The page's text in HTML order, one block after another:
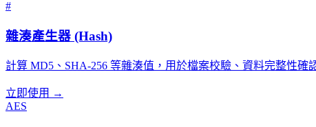
#
雜湊產生器 (Hash)
計算 MD5、SHA-256 等雜湊值，用於檔案校驗、資料完整性確
立即使用 →
AES